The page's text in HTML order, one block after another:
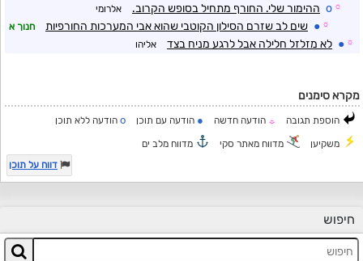
☼
o ההימור שלי. החורף מתחיל בסופש הקרוב. אלרומי
☼
● שים לב שזרם הסילון הקוטבי שהוא אבי המערכות החורפיות חנוך א
☼
● לא מזלזל חלילה אבל לרגע מניח בצד אליהו
מקרא סימנים
הוספת תגובה ☼ הודעה חדשה ● הודעה עם תוכן o הודעה ללא תוכן
משקיען מדווח מאתר סקי
מדווח מלב ים
דווח על תוכן
חיפוש